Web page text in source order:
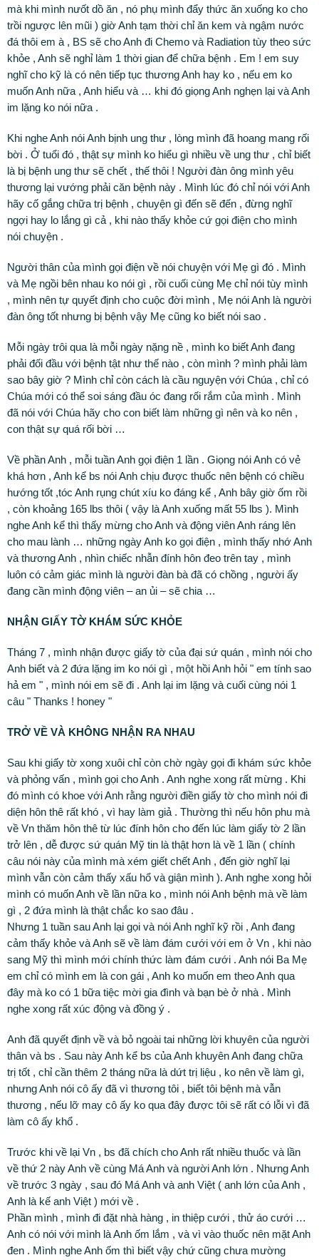
mà khi mình nưốt dồ ăn , nó phụ mình đẩy thức ăn xuống ko cho
trồi ngược lên mũi ) giờ Anh tạm thời chỉ ăn kem và ngậm nước
đá thôi em à , BS sẽ cho Anh đi Chemo và Radiation tùy theo sức
khỏe , Anh sẽ nghỉ làm 1 thời gian để chữa bệnh . Em ! em suy
nghĩ cho kỹ là có nên tiếp tục thương Anh hay ko , nếu em ko
muốn Anh nữa , Anh hiểu và … khi đó giọng Anh nghẹn lại và Anh
im lặng ko nói nữa .
Khi nghe Anh nói Anh bịnh ung thư , lòng mình đã hoang mang rối
bời . Ở tuổi đó , thật sự mình ko hiểu gì nhiều về ung thư , chỉ biết
là bị bệnh ung thư sẽ chết , thế thôi ! Người đàn ông mình yêu
thương lại vướng phải căn bệnh này . Mình lúc đó chỉ nói với Anh
hãy cố gắng chữa trị bệnh , chuyện gì đến sẽ đến , đừng nghĩ
ngợi hay lo lắng gì cả , khi nào thấy khỏe cứ gọi điện cho mình
nói chuyện .
Người thân của mình gọi điện về nói chuyện với Mẹ gì đó . Mình
và Mẹ ngồi bên nhau ko nói gì , rồi cuối cùng Mẹ chỉ nói tùy mình
, mình nên tự quyết định cho cuộc đời mình , Mẹ nói Anh là người
đàn ông tốt nhưng bị bệnh vậy Mẹ cũng ko biết nói sao .
Mỗi ngày trôi qua là mỗi ngày nặng nề , mình ko biết Anh đang
phải đối đầu với bệnh tật như thế nào , còn mình ? mình phải làm
sao bây giờ ? Mình chỉ còn cách là cầu nguyện với Chúa , chỉ có
Chúa mới có thể soi sáng đầu óc đang rối rắm của mình . Mình
đã nói với Chúa hãy cho con biết làm những gì nên và ko nên ,
con thật sự quá rối bời …
Về phần Anh , mỗi tuần Anh gọi điện 1 lần . Giọng nói Anh có vẻ
khá hơn , Anh kể bs nói Anh chịu được thuốc nên bệnh có chiều
hướng tốt ,tóc Anh rụng chút xíu ko đáng kể , Anh bây giờ ốm rồi
, còn khoảng 165 lbs thôi ( vậy là Anh xuống mất 55 lbs ). Mình
nghe Anh kể thì thấy mừng cho Anh và động viên Anh ráng lên
cho mau lành … những ngày Anh ko gọi điện , mình thấy nhớ Anh
và thương Anh , nhìn chiếc nhẫn đính hôn đeo trên tay , mình
luôn có cảm giác mình là người đàn bà đã có chồng , người ấy
đang cần mình động viên – an ủi – sẽ chia …
NHẬN GIẤY TỜ KHÁM SỨC KHỎE
Tháng 7 , mình nhận được giấy tờ của đại sứ quán , mình nói cho
Anh biết và 2 đứa lặng im ko nói gì , một hồi Anh hỏi " em tính sao
hả em " , mình nói em sẽ đi . Anh lại im lặng và cuối cùng nói 1
câu " Thanks ! honey "
TRỞ VỀ VÀ KHÔNG NHẬN RA NHAU
Sau khi giấy tờ xong xuôi chỉ còn chờ ngày gọi đi khám sức khỏe
và phỏng vấn , mình gọi cho Anh . Anh nghe xong rất mừng . Khi
đó mình có khoe với Anh rằng người điền giấy tờ cho mình nói đi
diện hôn thê rất khó , vì hay làm giả . Thường thì nếu hôn phu mà
về Vn thăm hôn thê từ lúc đính hôn cho đến lúc làm giấy tờ 2 lần
trở lên , dễ được sứ quán Mỹ tin là thật hơn là về 1 lần ( chính
câu nói này của mình mà xém giết chết Anh , đến giờ nghĩ lại
mình vẫn còn cảm thấy xấu hổ và giận mình ). Anh nghe xong hỏi
mình có muốn Anh về lần nữa ko , mình nói Anh bệnh mà về làm
gì , 2 đứa mình là thật chắc ko sao đâu .
Nhưng 1 tuần sau Anh lại gọi và nói Anh nghĩ kỹ rồi , Anh đang
cảm thấy khỏe và Anh sẽ về làm đám cưới với em ở Vn , khi nào
sang Mỹ thì mình mới chính thức làm đám cưới . Anh nói Ba Mẹ
em chỉ có mình em là con gái , Anh ko muốn em theo Anh qua
đây mà ko có 1 bữa tiệc mời gia đình và bạn bè ở nhà . Mình
nghe xong rất xúc động và đồng ý .
Anh đã quyết định về và bỏ ngoài tai những lời khuyên của người
thân và bs . Sau này Anh kể bs của Anh khuyên Anh đang chữa
trị tốt , chỉ cần thêm 2 tháng nữa là dứt trị liệu , ko nên về làm gì,
nhưng Anh nói cô ấy đã vì thương tôi , biết tôi bệnh mà vẫn
thương , nếu lỡ may cô ấy ko qua đây được tôi sẽ rất có lỗi vì đã
làm cô ấy khổ .
Trước khi về lại Vn , bs đã chích cho Anh rất nhiều thuốc và lần
về thứ 2 này Anh về cùng Má Anh và người Anh lớn . Nhưng Anh
về trước 3 ngày , sau đó Má Anh và anh Việt ( anh lớn của Anh ,
Anh là kế anh Việt ) mới về .
Phần mình , mình đi đặt nhà hàng , in thiệp cưới , thử áo cưới …
Anh có nói với mình là Anh ốm lắm , và vì vào thuốc nên mặt Anh
đen . Mình nghe Anh ốm thì biết vậy chứ cũng chưa mường